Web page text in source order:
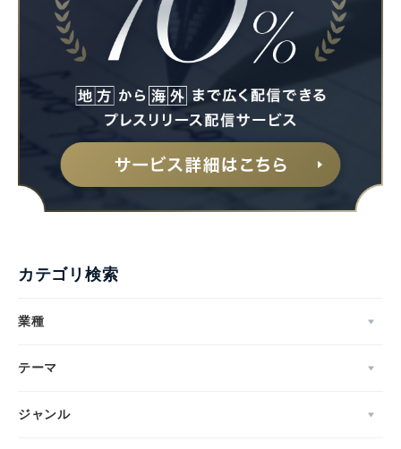
カテゴリ検索
業種
テーマ
ジャンル